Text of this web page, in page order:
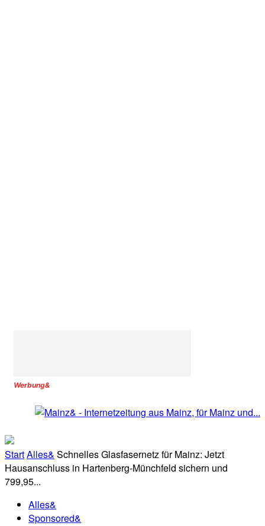
Werbung&
StartAlles& Schnelles Glasfasernetz für Mainz: Jetzt
Hausanschluss in Hartenberg-Münchfeld sichern und
799,95...
Alles&
Sponsored&